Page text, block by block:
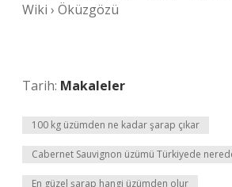
Wiki › Öküzgözü
Tarih: Makaleler
100 kg üzümden ne kadar şarap çıkar
Cabernet Sauvignon üzümü Türkiyede
En güzel şarap hangi üzümden olur